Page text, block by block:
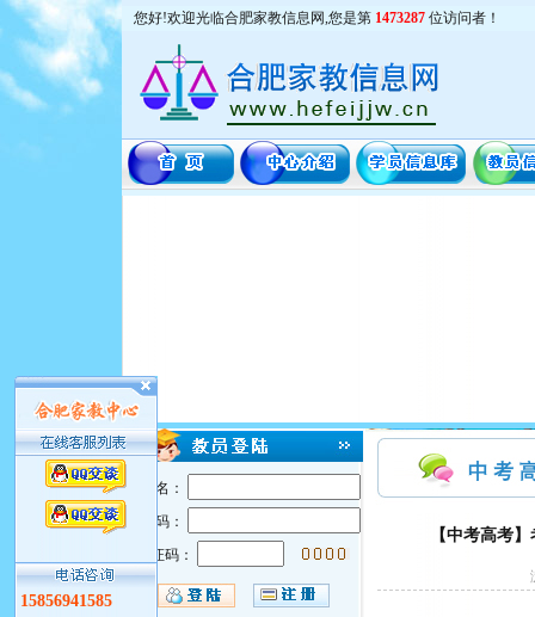
您好!欢迎光临合肥家教信息网,您是第 1473287 位访问者！
用户名：
密 码：
验证码：
【中考高考
15856941585